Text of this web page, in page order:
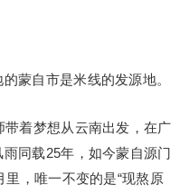
蒙自市是米线的发源地。
着梦想从云南出发，在广
同载25年，如今蒙自源门
，唯一不变的是“现熬原